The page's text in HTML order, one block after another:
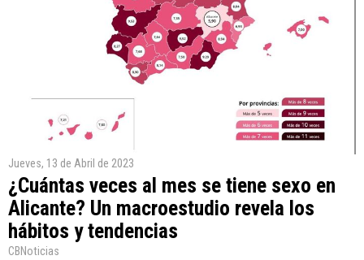
Jueves, 13 de Abril de 2023
¿Cuántas veces al mes se tiene sexo en
Alicante? Un macroestudio revela los
hábitos y tendencias
CBNoticias